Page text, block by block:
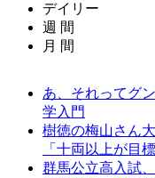
デイリー
週 間
月 間
あ、それってグ
学入門
樹徳の梅山さん
「十両以上が目標
群馬公立高入試
あ、それってグ
学入門
樹徳の梅山さん
「十両以上が目標
【群馬県公立入
高木美帆さん、
ク2026」開催...
あ、それってグ
学入門
樹徳の梅山さん